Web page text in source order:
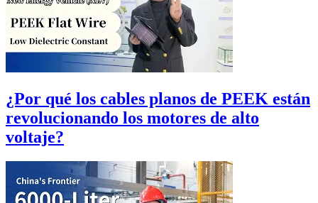
¿Por qué los cables planos de PEEK están
revolucionando los motores de alto
voltaje?